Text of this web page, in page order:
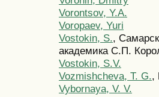
Vorontsov, Y.A.
Voropaev, Yuri
Vostokin, S.,
академика С.П.
Vostokin, S.V.
Vozmishcheva, T. G.,
Vybornaya, V. V.